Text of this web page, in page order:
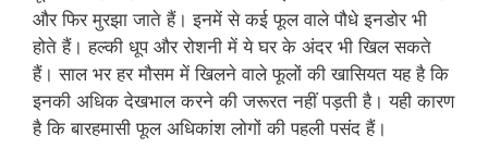
और फिर मुरझा जाते हैं। इनमें से कई फूल वाले पौधे इनडोर भी
होते हैं। हल्की धूप और रोशनी में ये घर के अंदर भी खिल सकते
हैं। साल भर हर मौसम में खिलने वाले फूलों की खासियत यह है कि
इनकी अधिक देखभाल करने की जरूरत नहीं पड़ती है। यही कारण
है कि बारहमासी फूल अधिकांश लोगों की पहली पसंद हैं।